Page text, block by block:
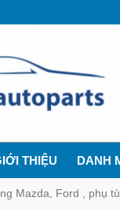
THIỆU DANH
Mazda, Ford , phụ